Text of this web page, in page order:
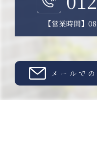
【営業時間】
メールで